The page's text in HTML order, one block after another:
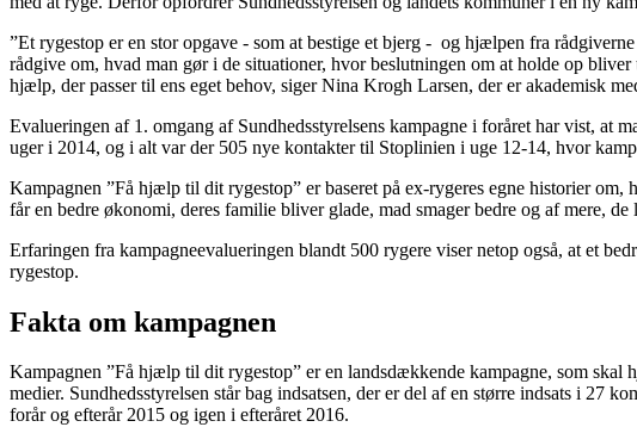
”Et rygestop er en stor opgave - som at bestige et bjerg - og hjælpen fra
rådgive om, hvad man gør i de situationer, hvor beslutningen om at holde op
hjælp, der passer til ens eget behov, siger Nina Krogh Larsen, der er akademisk
Evalueringen af 1. omgang af Sundhedsstyrelsens kampagne i foråret har vist,
uger i 2014, og i alt var der 505 nye kontakter til Stoplinien i uge 12-14, hvor
Kampagnen ”Få hjælp til dit rygestop” er baseret på ex-rygeres egne historier
får en bedre økonomi, deres familie bliver glade, mad smager bedre og af mere,
Erfaringen fra kampagneevalueringen blandt 500 rygere viser netop også, at et
rygestop.
Fakta om kampagnen
Kampagnen ”Få hjælp til dit rygestop” er en landsdækkende kampagne, som
medier. Sundhedsstyrelsen står bag indsatsen, der er del af en større indsats i 27
forår og efterår 2015 og igen i efteråret 2016.